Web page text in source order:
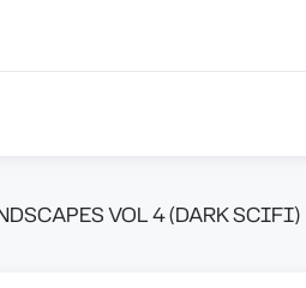
VOL 4 (DARK SCIFI)